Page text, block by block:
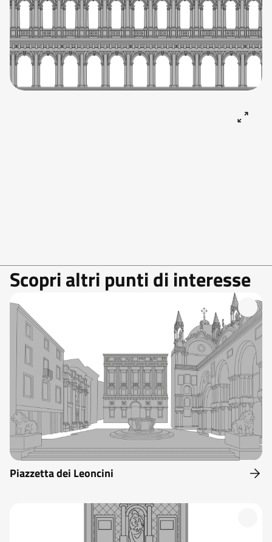
Scopri altri punti di interesse
Piazzetta dei Leoncini